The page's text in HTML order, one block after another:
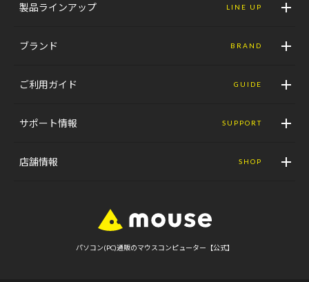
製品ラインアップ LINE UP
ブランド BRAND
ご利用ガイド GUIDE
サポート情報 SUPPORT
店舗情報 SHOP
パソコン(PC)通販のマウスコンピューター【公式】